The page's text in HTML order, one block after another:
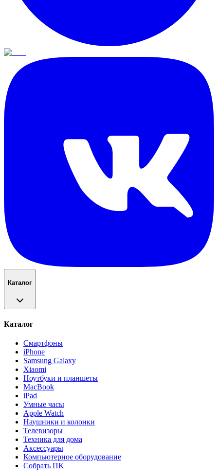
Каталог
Каталог
Смартфоны
iPhone
Samsung Galaxy
Xiaomi
Ноутбуки и планшеты
MacBook
iPad
Умные часы
Apple Watch
Наушники и колонки
Телевизоры
Техника для дома
Аксессуары
Компьютерное оборудование
Собрать ПК